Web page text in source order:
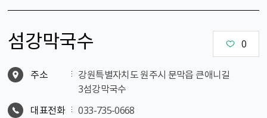
섬강막국수 0
주소
강원특별자치도 원주시 문막읍 큰애니길
3섬강막국수
대표전화
033-735-0668